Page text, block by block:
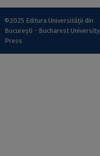
©2025 Editura Universității din
București - Bucharest University
Press